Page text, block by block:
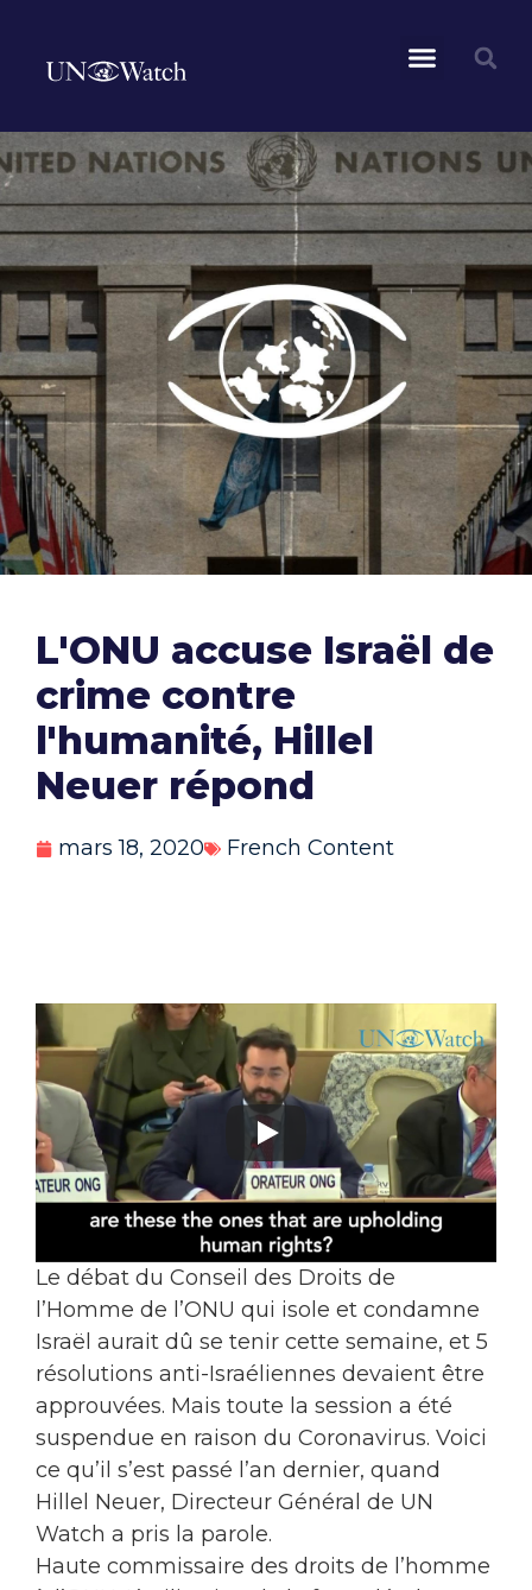
L'ONU accuse Israël de
crime contre
l'humanité, Hillel
Neuer répond
mars 18, 2020 French Content
Le débat du Conseil des Droits de
l’Homme de l’ONU qui isole et condamne
Israël aurait dû se tenir cette semaine, et 5
résolutions anti-Israéliennes devaient être
approuvées. Mais toute la session a été
suspendue en raison du Coronavirus. Voici
ce qu’il s’est passé l’an dernier, quand
Hillel Neuer, Directeur Général de UN
Watch a pris la parole.
Haute commissaire des droits de l’homme